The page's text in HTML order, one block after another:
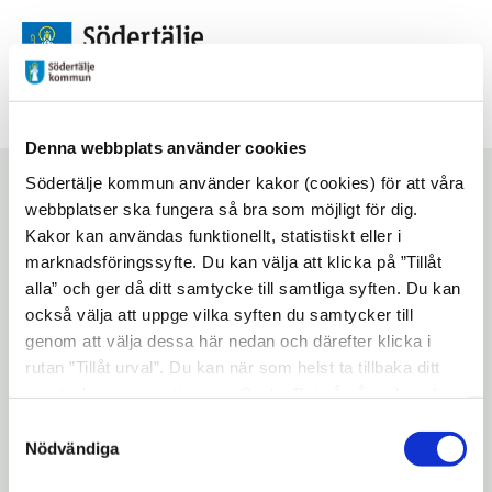
Denna webbplats använder cookies
Södertälje kommun använder kakor (cookies) för att våra
webbplatser ska fungera så bra som möjligt för dig.
Kakor kan användas funktionellt, statistiskt eller i
marknadsföringssyfte. Du kan välja att klicka på ”Tillåt
alla” och ger då ditt samtycke till samtliga syften. Du kan
också välja att uppge vilka syften du samtycker till
genom att välja dessa här nedan och därefter klicka i
rutan ”Tillåt urval”. Du kan när som helst ta tillbaka ditt
"Visa detaljer" kan du läsa om hur kakorna används och
hur vi och våra leverantörer inhämtar och behandlar
Nödvändiga
Bibblans filmklubb
för vuxna
Start
/ Aktiviteter /Bibblans filmklubb för vuxna
Lyssna på sidan Dela
tillsammans med oss från biblioteket, med